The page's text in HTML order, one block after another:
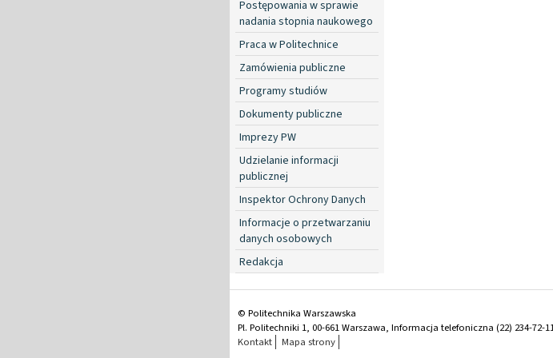
Postępowania w sprawie
nadania stopnia naukowego
Praca w Politechnice
Zamówienia publiczne
Programy studiów
Dokumenty publiczne
Imprezy PW
Udzielanie informacji
publicznej
Inspektor Ochrony Danych
Informacje o przetwarzaniu
danych osobowych
Redakcja
© Politechnika Warszawska
Pl. Politechniki 1, 00-661 Warszawa, Informacja telefoniczna (22) 234-72-
Kontakt
Mapa strony